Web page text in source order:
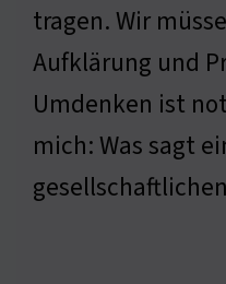
tragen. Wir
Aufklärung und
Umdenken ist
mich: Was sagt